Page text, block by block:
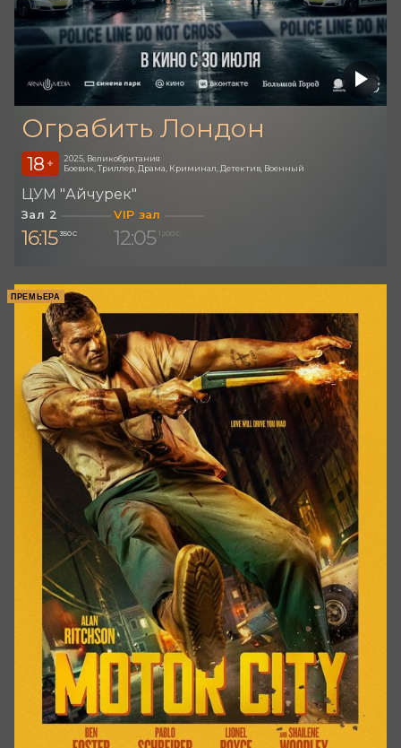
Ограбить Лондон
18 +
2025, Великобритания
Боевик, Триллер, Драма, Криминал, Детектив, Военный
ЦУМ "Айчурек"
Зал 2
16:15 350 С
VIP зал
12:05 1 200 С
ПРЕМЬЕРА